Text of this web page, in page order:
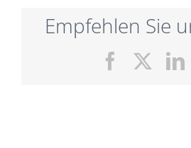
Empfehlen Sie
Facebook